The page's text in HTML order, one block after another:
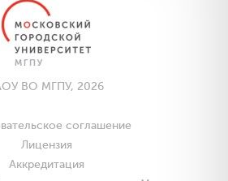
ВО МГПУ, 2026
соглашение
Лицензия
Аккредитация